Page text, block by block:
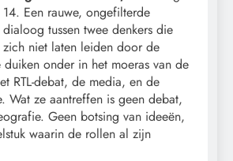
14. Een rauwe, ongefilterde
dialoog tussen twee denkers die
zich niet laten leiden door de
duiken onder in het moeras van de
RTL-debat, de media, en de
Wat ze aantreffen is geen debat,
Geen botsing van ideeën,
waarin de rollen al zijn